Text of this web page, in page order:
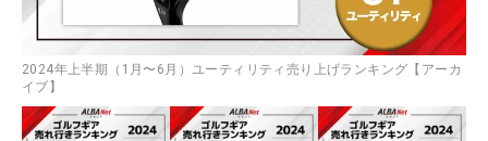
2024年上半期（1月〜6月）ユーティリティ売り上げランキング【アーカ
イブ】